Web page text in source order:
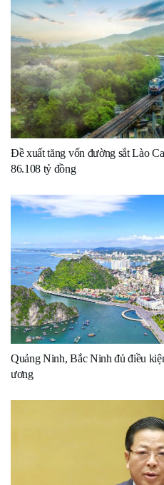
Đề xuất tăng vốn đường sắt Lào
86.108 tỷ đồng
Quảng Ninh, Bắc Ninh đủ điều
ương